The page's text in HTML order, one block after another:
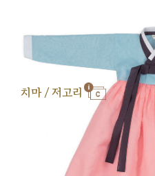
치마 / 저고리